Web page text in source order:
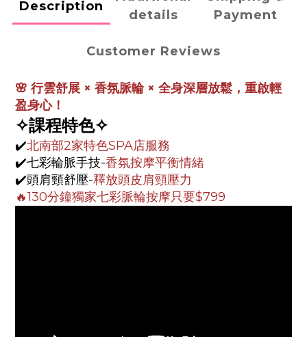
Description
details
Payment
Customer Reviews
🌸 行雲舒展 × 香氛脈輪 × 全身深層放鬆，重啟輕
盈身心！
✧課程特色✧
✔️北南部2家特色SPA店服務
✔️七彩輪脈手技-香氛按摩平衡情緒
✔️頭肩頸舒壓-釋放頭皮肩頸壓力
🔥130分鐘獨家七彩脈輪按摩只要$799